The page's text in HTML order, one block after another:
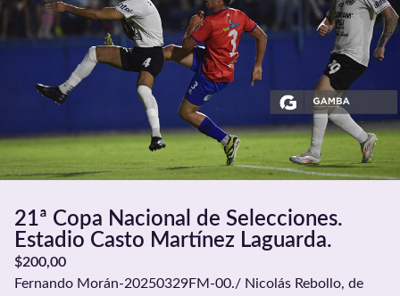
21ª Copa Nacional de Selecciones.
Estadio Casto Martínez Laguarda.
$200,00
Fernando Morán-20250329FM-00./ Nicolás Rebollo, de